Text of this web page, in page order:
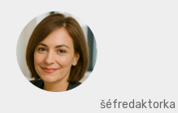
šéfredaktorka